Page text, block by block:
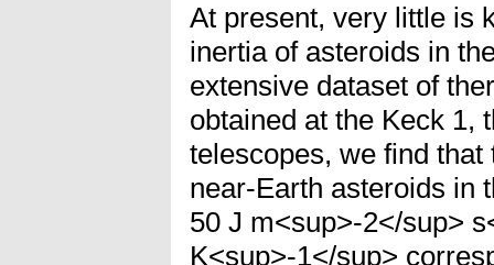
At present, very little is
inertia of asteroids in
extensive dataset of
obtained at the Keck 1,
telescopes, we find
near-Earth asteroids in
50 J m<sup>-2</sup>
K<sup>-1</sup>